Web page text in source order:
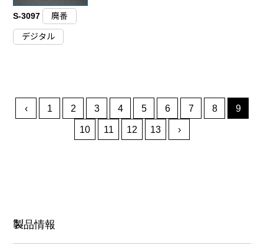
製品情報
S-3097 廃番
デジタル
‹ 1 2 3 4 5 6 7 8 9
10 11 12 13 ›